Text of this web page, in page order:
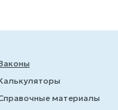
материалы